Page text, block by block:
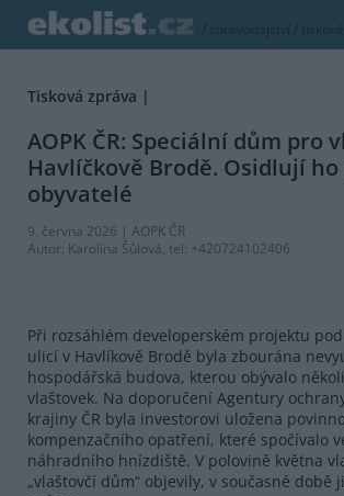
/ zpravodajství / tiskové
Tisková zpráva |
AOPK ČR: Speciální dům pro
Havlíčkově Brodě. Osidlují
obyvatelé
9. června 2026 | AOPK ČR
Autor: Karolína Šůlová, tel: +420724102406
Při rozsáhlém developerském projektu pod
ulicí v Havlíkově Brodě byla zbourána
hospodářská budova, kterou obývalo
vlaštovek. Na doporučení Agentury
krajiny ČR byla investorovi uložena
kompenzačního opatření, které spočívalo
náhradního hnízdiště. V polovině května
„vlaštovčí dům“ objevily, v současné době